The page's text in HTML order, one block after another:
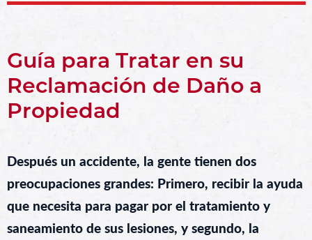
Guía para Tratar en su
Reclamación de Daño a
Propiedad
Después un accidente, la gente tienen dos
preocupaciones grandes: Primero, recibir la ayuda
que necesita para pagar por el tratamiento y
saneamiento de sus lesiones, y segundo, la